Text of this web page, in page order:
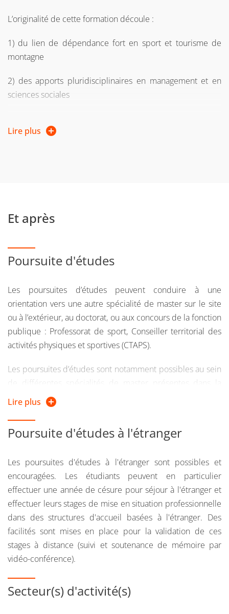
L’originalité de cette formation découle :
1) du lien de dépendance fort en sport et tourisme de
montagne
2) des apports pluridisciplinaires en management et en
sciences sociales
ce marché et de la montée en puissance du numérique
Lire plus
Et après
Poursuite d'études
Les poursuites d’études peuvent conduire à une
orientation vers une autre spécialité de master sur le site
ou à l’extérieur, au doctorat, ou aux concours de la fonction
publique : Professorat de sport, Conseiller territorial des
activités physiques et sportives (CTAPS).
Les poursuites d’études sont notamment possibles au sein
de différentes spécialités de master présentes dans la
région Auvergne Rhône-Alpes (Université Claude Bernard,
Université de Savoie Mont Blanc, Université de Saint
Etienne). La formation de 1re année de master assurée sur
le site grenoblois permet cet accès sans difficultés. Les
d’autres spécialités de master STAPS, au plan national. Les
poursuites d'études peuvent également se faire au sein du
master Sport économie, et Stratégie du tourisme (SEST).
De fait, environ 50% de nos étudiants poursuivent leur 2e
année de master à l’extérieur de Grenoble.
Lire plus
Poursuite d'études à l'étranger
Les poursuites d'études à l'étranger sont possibles et
encouragées. Les étudiants peuvent en particulier
effectuer une année de césure pour séjour à l'étranger et
effectuer leurs stages de mise en situation professionnelle
dans des structures d'accueil basées à l'étranger. Des
facilités sont mises en place pour la validation de ces
stages à distance (suivi et soutenance de mémoire par
vidéo-conférence).
Secteur(s) d'activité(s)